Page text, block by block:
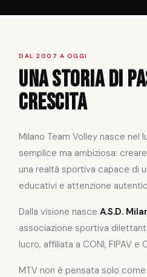
DAL 2007 A OGGI
Una storia di
crescita
Milano Team Volley nasce nel
semplice ma ambiziosa:
una realtà sportiva capace di
educativi e attenzione
Dalla visione nasceA.S.D.
associazione sportiva
lucro, affiliata a CONI, FIPAV e
MTV non è pensata solo